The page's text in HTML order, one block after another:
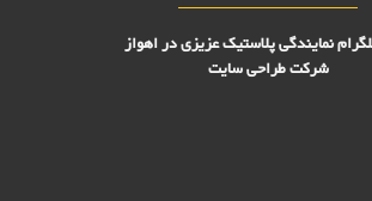
نمایندگی پلاستیک عزیزی در اهواز
شرکت طراحی سایت